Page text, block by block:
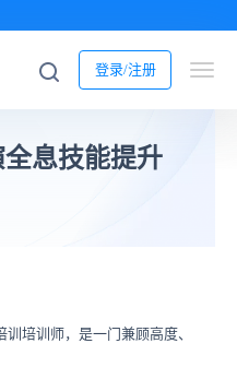
登录/注册
息技能提升
培训师，是一门兼顾高度、